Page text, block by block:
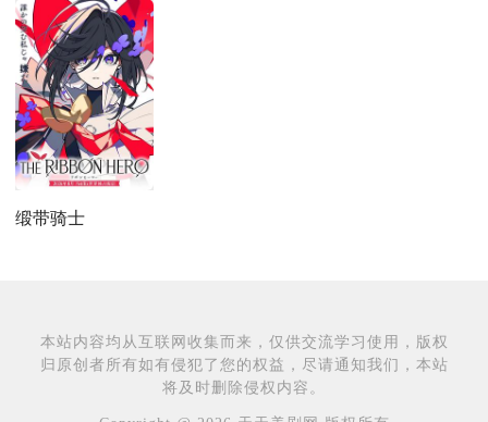
缎带骑士
本站内容均从互联网收集而来，仅供交流学习使用，版权
归原创者所有如有侵犯了您的权益，尽请通知我们，本站
将及时删除侵权内容。